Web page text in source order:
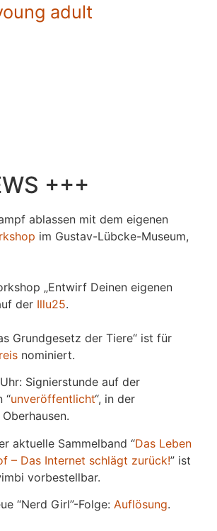
adult
+++
ablassen mit dem eigenen
im Gustav-Lübcke-Museum,
„Entwirf Deinen eigenen
der Illu25.
Grundgesetz der Tiere“ ist für
nominiert.
Signierstunde auf der
“unveröffentlicht“, in der
aktuelle Sammelband “Das Leben
– Das Internet schlägt zurück!” ist
vorbestellbar.
“Nerd Girl”-Folge: Auflösung.